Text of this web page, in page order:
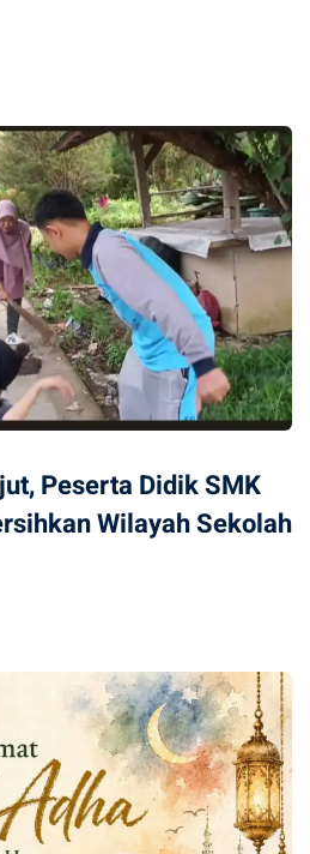
Peserta Didik SMK
Wilayah Sekolah